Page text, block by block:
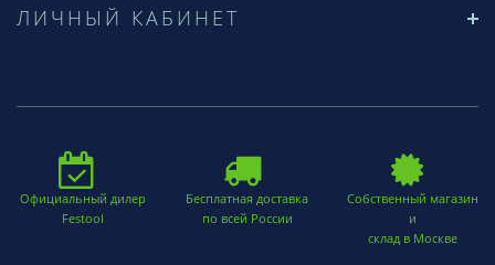
ЛИЧНЫЙ КАБИНЕТ
Официальный дилер
Festool
Бесплатная доставка
по всей России
Собственный магазин
и
склад в Москве